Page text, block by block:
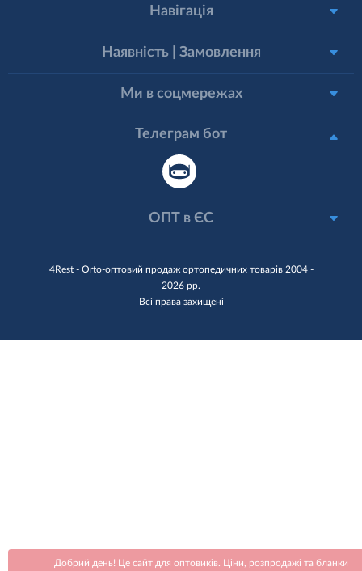
Добрий день! Це сайт для оптовиків. Ціни, розпродажі та бланки
4Rest - Orto-оптовий продаж ортопедичних товарів 2004 -
2026 рр.
Всі права захищені
Навігація
Наявність | Замовлення
Ми в соцмережах
Телеграм бот
ОПТ в ЄС